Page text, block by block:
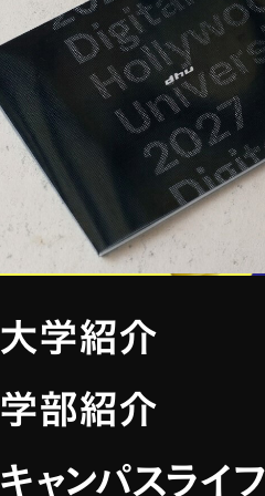
大学紹介
学部紹介
キャンパスライフ